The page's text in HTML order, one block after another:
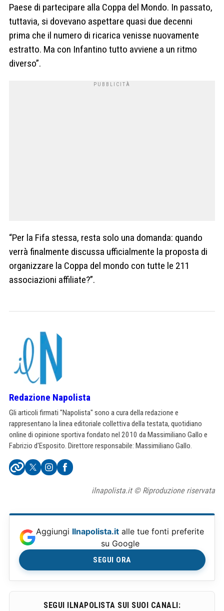
Paese di partecipare alla Coppa del Mondo. In passato,
tuttavia, si dovevano aspettare quasi due decenni
prima che il numero di ricarica venisse nuovamente
estratto. Ma con Infantino tutto avviene a un ritmo
diverso”.
“Per la Fifa stessa, resta solo una domanda: quando
verrà finalmente discussa ufficialmente la proposta di
organizzare la Coppa del mondo con tutte le 211
associazioni affiliate?”.
Redazione Napolista
Gli articoli firmati "Napolista" sono a cura della redazione e
rappresentano la linea editoriale collettiva della testata, quotidiano
online di opinione sportiva fondato nel 2010 da Massimiliano Gallo e
Fabrizio d'Esposito. Direttore responsabile: Massimiliano Gallo.
ilnapolista.it © Riproduzione riservata
Aggiungi Ilnapolista.it alle tue fonti preferite
su Google
SEGUI ORA
SEGUI ILNAPOLISTA SUI SUOI CANALI: